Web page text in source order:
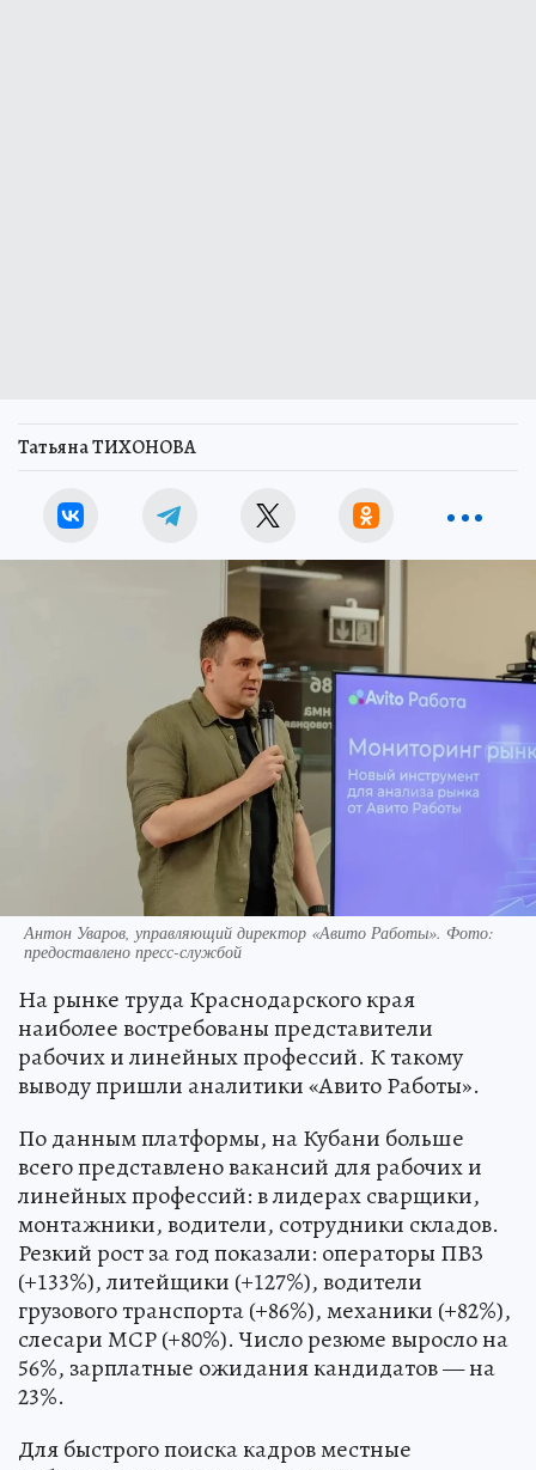
Татьяна ТИХОНОВА
Антон Уваров, управляющий директор «Авито Работы». Фото:
предоставлено пресс-службой
На рынке труда Краснодарского края
наиболее востребованы представители
рабочих и линейных профессий. К такому
выводу пришли аналитики «Авито Работы».
По данным платформы, на Кубани больше
всего представлено вакансий для рабочих и
линейных профессий: в лидерах сварщики,
монтажники, водители, сотрудники складов.
Резкий рост за год показали: операторы ПВЗ
(+133%), литейщики (+127%), водители
грузового транспорта (+86%), механики (+82%),
слесари МСР (+80%). Число резюме выросло на
56%, зарплатные ожидания кандидатов — на
23%.
Для быстрого поиска кадров местные